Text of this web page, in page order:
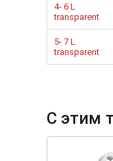
4- 6 L
transparent
5- 7 L
transparent
С этим